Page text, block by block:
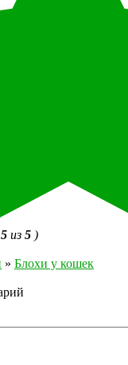
5 из 5 )
» Блохи у кошек